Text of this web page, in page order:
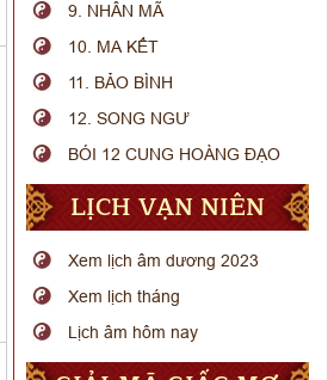
9. NHÂN MÃ
10. MA KẾT
11. BẢO BÌNH
12. SONG NGƯ
BÓI 12 CUNG HOÀNG ĐẠO
LỊCH VẠN NIÊN
Xem lịch âm dương 2023
Xem lịch tháng
Lịch âm hôm nay